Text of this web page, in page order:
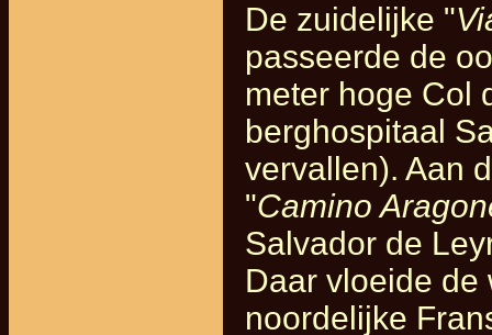
De zuidelijke "
passeerde de
meter hoge Col
berghospitaal
vervallen). Aan
"Camino
Salvador de
Daar vloeide de
noordelijke